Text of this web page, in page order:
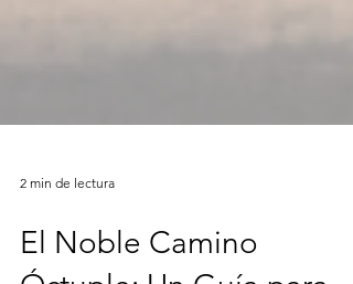
2 min de lectura